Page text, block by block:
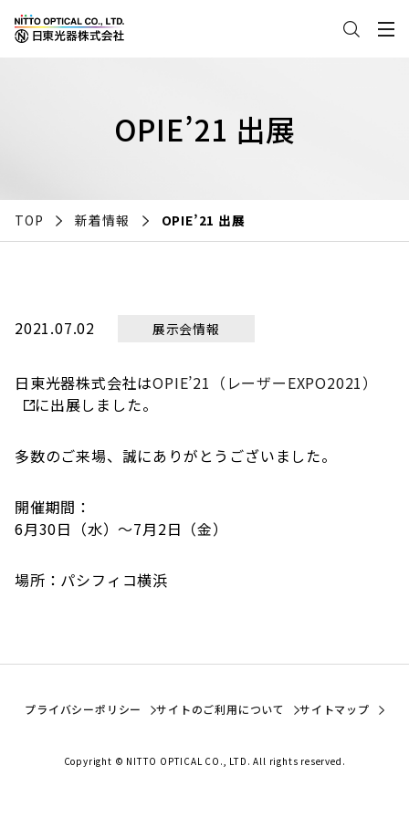
OPIE’21 出展
TOP 新着情報 OPIE’21 出展
2021.07.02 展示会情報
日東光器株式会社はOPIE’21（レーザーEXPO2021）
に出展しました。
多数のご来場、誠にありがとうございました。
開催期間：
6月30日（水）〜7月2日（金）
場所：パシフィコ横浜
プライバシーポリシー サイトのご利用について サイトマップ
Copyright © NITTO OPTICAL CO., LTD. All rights reserved.